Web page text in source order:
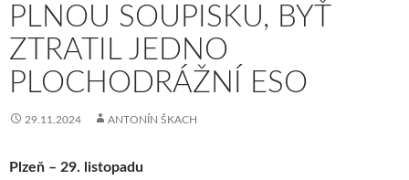
PLNOU SOUPISKU, BYŤ
ZTRATIL JEDNO
PLOCHODRÁŽNÍ ESO
29.11.2024 ANTONÍN ŠKACH
Plzeň – 29. listopadu